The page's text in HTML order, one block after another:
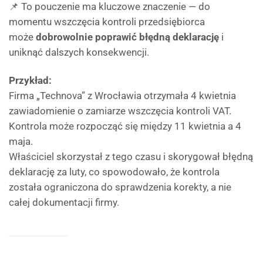
📌 To pouczenie ma kluczowe znaczenie — do
momentu wszczęcia kontroli przedsiębiorca
może dobrowolnie poprawić błędną deklarację i
uniknąć dalszych konsekwencji.
Przykład:
Firma „Technova” z Wrocławia otrzymała 4 kwietnia
zawiadomienie o zamiarze wszczęcia kontroli VAT.
Kontrola może rozpocząć się między 11 kwietnia a 4
maja.
Właściciel skorzystał z tego czasu i skorygował błędną
deklarację za luty, co spowodowało, że kontrola
została ograniczona do sprawdzenia korekty, a nie
całej dokumentacji firmy.